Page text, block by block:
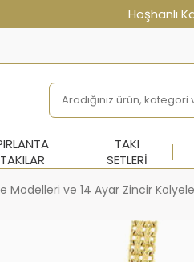
Hoşhanlı
TAKILAR
TAKI
SETLERI
Modelleri ve 14 Ayar Zincir